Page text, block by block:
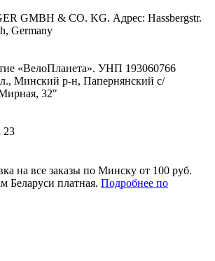
GMBH & CO. KG. Адрес: Hassbergstr.
Germany
«ВелоПланета». УНП 193060766
Минский р-н, Папернянский с/
32"
23
на все заказы по Минску от 100 руб.
Беларуси платная. Подробнее по